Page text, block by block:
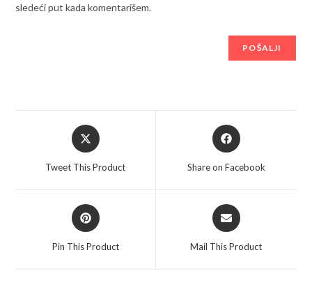
sledeći put kada komentarišem.
Opens
in
Tweet This Product
Opens
in
Share on Facebook
Opens
in
Pin This Product
Opens
in
Mail This Product